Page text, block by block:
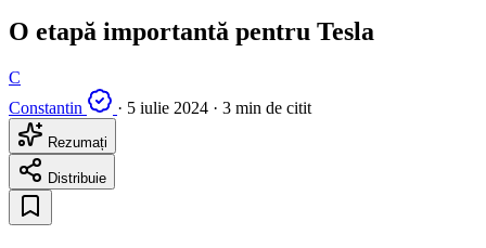
O etapă importantă pentru Tesla
C
Constantin
· 5 iulie 2024 · 3 min de citit
Rezumați
Distribuie